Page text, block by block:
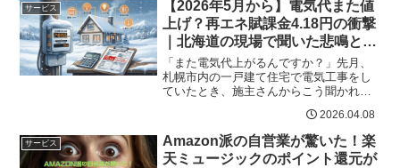
サービス
【2026年5月から】電気代また値
上げ？再エネ賦課金4.18円の衝撃
｜北海道の現場で聞いた悲鳴と今
すぐできる節電術
「また電気代上がるんですか？」先月、
札幌市内の一戸建て住宅で電気工事をし
ていたとき、施主さんからこう聞かれ
場の電気代が3万円を超えている。オール
電化で暖房も給湯も全部電気。北海道の
冬はそれだけで家計を圧迫...
2026.04.08
サービス
Amazon派の自営業が驚いた！楽
天ミュージックのポイント還元が